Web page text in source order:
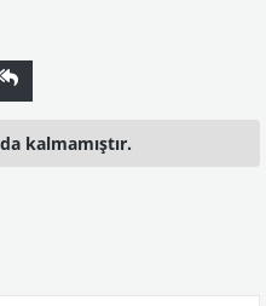
kalmamıştır.